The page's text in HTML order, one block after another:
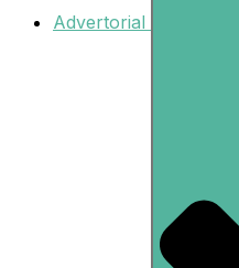
Advertorial